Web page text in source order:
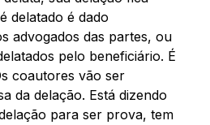
delatado é dado
advogados das partes, ou
pelo beneficiário. É
coautores vão ser
da delação. Está dizendo
para ser prova, tem